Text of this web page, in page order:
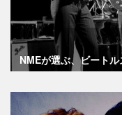
NMEが選ぶ、ビート